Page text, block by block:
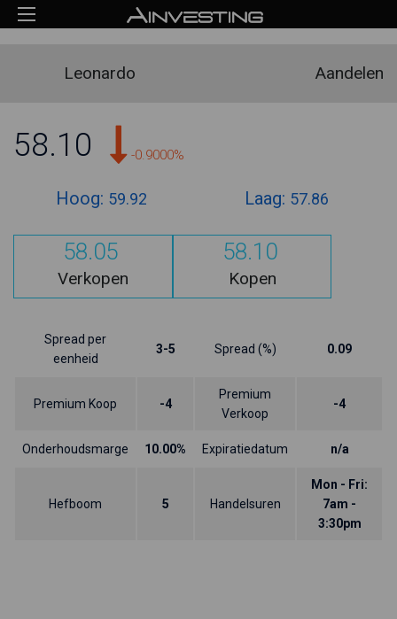
Leonardo Aandelen
58.10 -0.9000%
Hoog: 59.92 Laag: 57.86
58.05
Verkopen
58.10
Kopen
Spread per
eenheid
3-5 Spread (%) 0.09
Premium Koop -4
Premium
Verkoop
-4
Onderhoudsmarge 10.00% Expiratiedatum n/a
Hefboom 5 Handelsuren
Mon - Fri:
7am -
3:30pm